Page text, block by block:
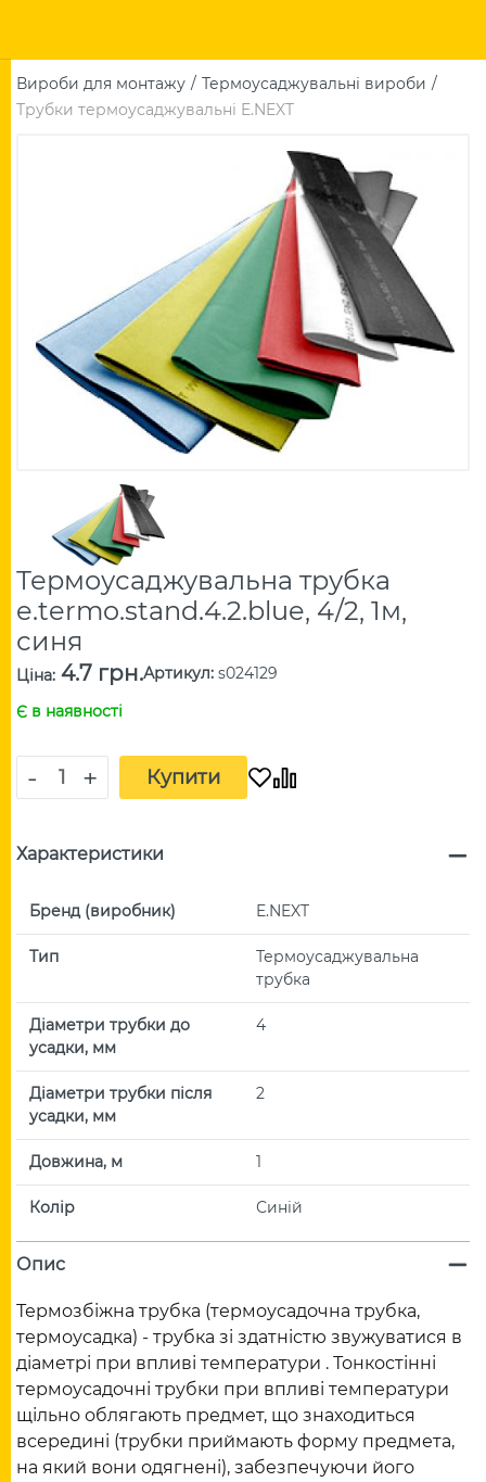
Вироби для монтажу
Термоусаджувальні вироби
Трубки термоусаджувальні E.NEXT
Термоусаджувальна трубка
e.termo.stand.4.2.blue, 4/2, 1м,
синя
Ціна: 4.7 грн.Артикул: s024129
Є в наявності
- + Купити
Характеристики
Бренд (виробник) E.NEXT
Тип
Термоусаджувальна
трубка
Діаметри трубки до
усадки, мм
4
Діаметри трубки після
усадки, мм
2
Довжина, м 1
Колір Синій
Опис
Термозбіжна трубка (термоусадочна трубка,
термоусадка) - трубка зі здатністю звужуватися в
діаметрі при впливі температури . Тонкостінні
термоусадочні трубки при впливі температури
щільно облягають предмет, що знаходиться
всередині (трубки приймають форму предмета,
на який вони одягнені), забезпечуючи його